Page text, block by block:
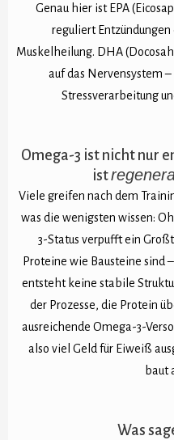
Genau hier ist EPA
reguliert
Muskelheilung. DHA
auf das Nervensystem
Stressverarbeitung
Omega-3 ist nicht nur
ist
Viele greifen nach dem
was die wenigsten wissen:
3-Status verpufft ein
Proteine wie Bausteine sind
entsteht keine stabile
der Prozesse, die Protein
ausreichende Omega-3-
also viel Geld für Eiweiß
baut
Was